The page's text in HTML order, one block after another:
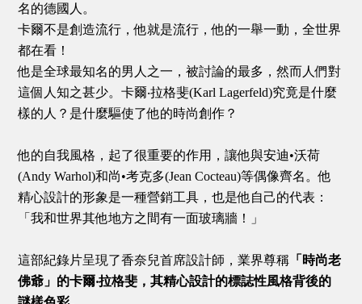
名的德國人。
卡爾不是創造流行，他就是流行，他的一舉一動，全世界
都在看！
他是全球最知名的男人之一，被討論的最多，然而人們對
這個人知之甚少。卡爾‧拉格斐(Karl Lagerfeld)究竟是什麼
樣的人？是什麼驅使了他的時尚創作？
他的自我風格，起了很重要的作用，讓他與安迪•沃荷
(Andy Warhol)和尚•考克多(Jean Cocteau)等偶像齊名。他
精心設計的形象是一種營銷工具，也是他自己的代表：
「我和世界其他地方之間有一面玻璃牆！」
這部紀錄片呈現了香奈兒首席設計師，業界尊稱 「時尚老
佛爺」的卡爾‧拉格斐，其精心設計的標誌性風格背後的